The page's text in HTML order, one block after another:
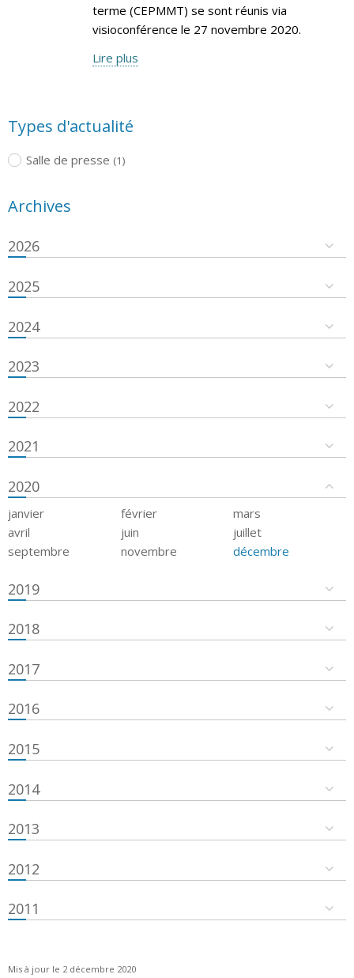
terme (CEPMMT) se sont réunis via
visioconférence le 27 novembre 2020.
Lire plus
Types d'actualité
Salle de presse (1)
Archives
2026
2025
2024
2023
2022
2021
2020
janvier février
mars
avril
juin
juillet
septembre
novembre décembre
2019
2018
2017
2016
2015
2014
2013
2012
2011
Mis à jour le 2 décembre 2020